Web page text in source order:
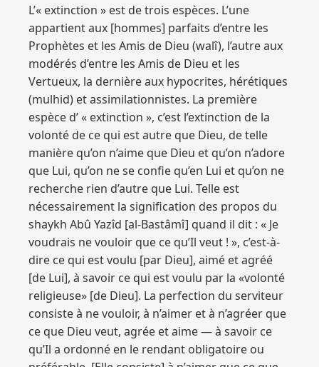
L’« extinction » est de trois espèces. L’une
appartient aux [hommes] parfaits d’entre les
Prophètes et les Amis de Dieu (walî), l’autre aux
modérés d’entre les Amis de Dieu et les
Vertueux, la dernière aux hypocrites, hérétiques
(mulhid) et assimilationnistes. La première
espèce d’ « extinction », c’est l’extinction de la
volonté de ce qui est autre que Dieu, de telle
manière qu’on n’aime que Dieu et qu’on n’adore
que Lui, qu’on ne se confie qu’en Lui et qu’on ne
recherche rien d’autre que Lui. Telle est
nécessairement la signification des propos du
shaykh Abû Yazîd [al-Bastâmî] quand il dit : « Je
voudrais ne vouloir que ce qu’Il veut ! », c’est-à-
dire ce qui est voulu [par Dieu], aimé et agréé
[de Lui], à savoir ce qui est voulu par la «volonté
religieuse» [de Dieu]. La perfection du serviteur
consiste à ne vouloir, à n’aimer et à n’agréer que
ce que Dieu veut, agrée et aime — à savoir ce
qu’Il a ordonné en le rendant obligatoire ou